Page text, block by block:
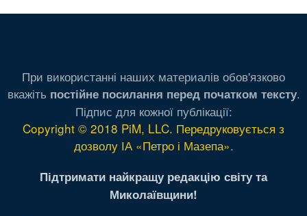
При використанні наших материалів обов'язково
вкажіть постійне посилання перед початком тексту.
Підпис для кожної публікації:
Copyright © 2018 PiM, LLC. Передруковується з
дозволу ІА «Петро і Мазепа».
Підтримати найкращу редакцію світу та
Миколаївщини!